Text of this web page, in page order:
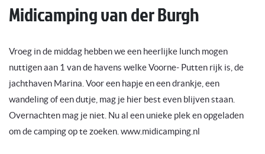
Midicamping van der Burgh
Vroeg in de middag hebben we een heerlijke lunch mogen
nuttigen aan 1 van de havens welke Voorne- Putten rijk is, de
jachthaven Marina. Voor een hapje en een drankje, een
wandeling of een dutje, mag je hier best even blijven staan.
Overnachten mag je niet. Nu al een unieke plek en opgeladen
om de camping op te zoeken. www.midicamping.nl